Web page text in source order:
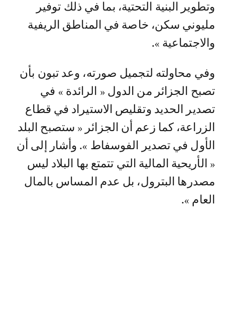
وتطوير البنية التحتية، بما في ذلك توفير
مليوني سكن، خاصة في المناطق الريفية
والاجتماعية ».
وفي محاولته لتجميل صورته، وعد تبون بأن
تصبح الجزائر من الدول « الرائدة » في
تصدير الحديد وتقليص الاستيراد في قطاع
الزراعة، كما زعم أن الجزائر « ستصبح البلد
الأول في تصدير الفوسفاط ». وأشار إلى أن
« الأريحية المالية التي تتمتع بها البلاد ليس
مصدرها البترول، بل عدم المساس بالمال
العام ».